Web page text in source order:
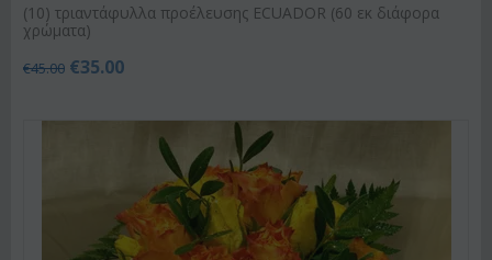
(10) τριαντάφυλλα προέλευσης ECUADOR (60 εκ διάφορα
χρώματα)
€45.00 €35.00